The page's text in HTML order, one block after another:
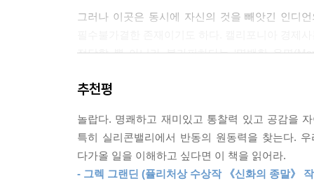
--- 「3장 스탠퍼드」 중에서
및 개발을 위한 새로운 터전으로 변모시켰다. 여
탠퍼드 대학은 동문이 설립한 최초의 기술 스타
수 있도록 허가해주었다. 엘웰은 앞을 내다보고
사실에 놀라움을 금치 못했다. 결국 그 자리에서
후 회사의 역량이 받쳐줄지 여부도 뚜렷하지 않
그러나 이곳은 동시에 자신의 것을 빼앗긴 인디
정당할 뿐 아니라 불가피하다는 ‘명백한 운명
이곳으로 들어온 존 서터라는 스위스 상인이 데리
꿈틀거린다.
사람들이 모이고 산업이 다양화되고 금융과 상
장사였던 철도건설 과정에서 이익을 독점하는
추천평
놀랍다. 명쾌하고 재미있고 통찰력 있고 공감을
특히 실리콘밸리에서 반동의 원동력을 찾는다.
다가올 일을 이해하고 싶다면 이 책을 읽어라.
- 그렉 그랜딘 (퓰리처상 수상작 《신화의 종말》